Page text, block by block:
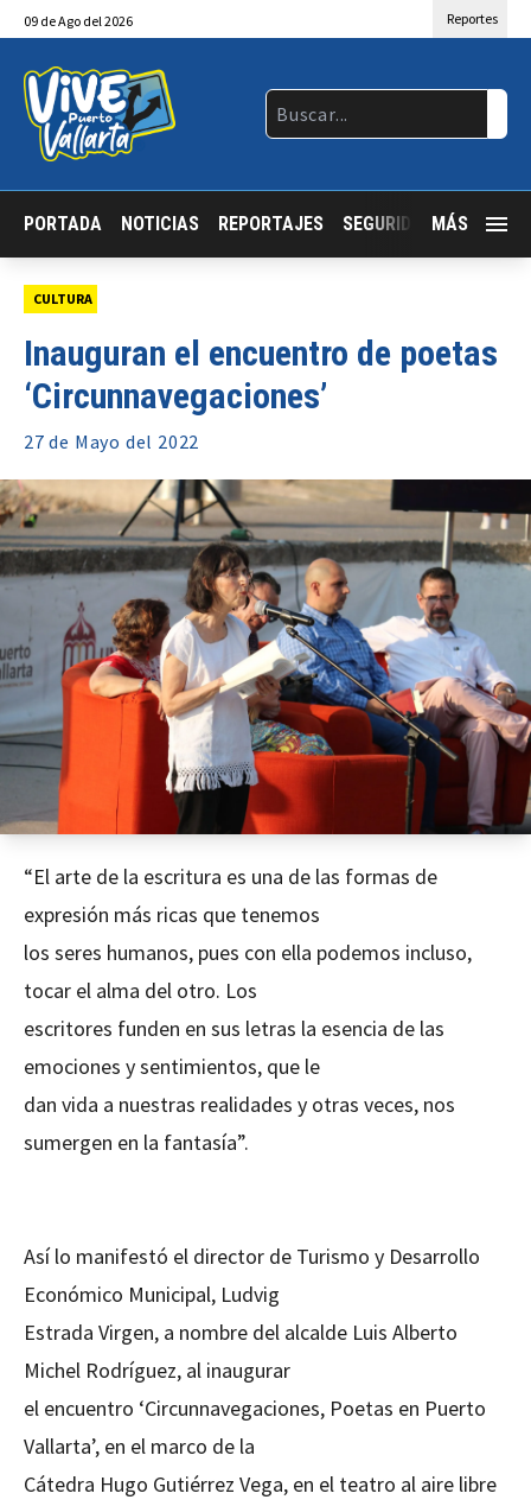
09 deAgo del 2026 Reportes
PORTADA NOTICIAS REPORTAJES SEGURIDAD JALISCO
MÁS
CULTURA
Inauguran el encuentro de poetas
‘Circunnavegaciones’
27 de Mayo del 2022
“El arte de la escritura es una de las formas de
expresión más ricas que tenemos
los seres humanos, pues con ella podemos incluso,
tocar el alma del otro. Los
escritores funden en sus letras la esencia de las
emociones y sentimientos, que le
dan vida a nuestras realidades y otras veces, nos
sumergen en la fantasía”.
Así lo manifestó el director de Turismo y Desarrollo
Económico Municipal, Ludvig
Estrada Virgen, a nombre del alcalde Luis Alberto
Michel Rodríguez, al inaugurar
el encuentro ‘Circunnavegaciones, Poetas en Puerto
Vallarta’, en el marco de la
Cátedra Hugo Gutiérrez Vega, en el teatro al aire libre